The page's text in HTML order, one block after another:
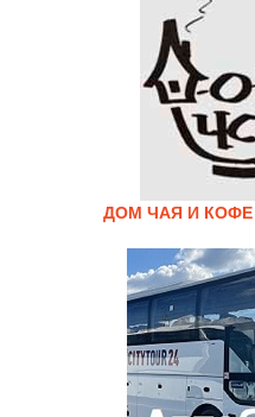
ДОМ ЧАЯ И КОФЕ